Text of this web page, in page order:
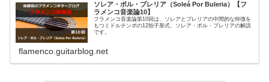
ソレア・ポル・ブレリア（Soleá Por Buleria）【フ
ラメンコ音楽論10】
フラメンコ音楽論第10回は、ソレアとブレリアの中間的な特徴を
もつミドルテンポの12拍子形式、ソレア・ポル・ブレリアの解説
です。
flamenco.guitarblog.net